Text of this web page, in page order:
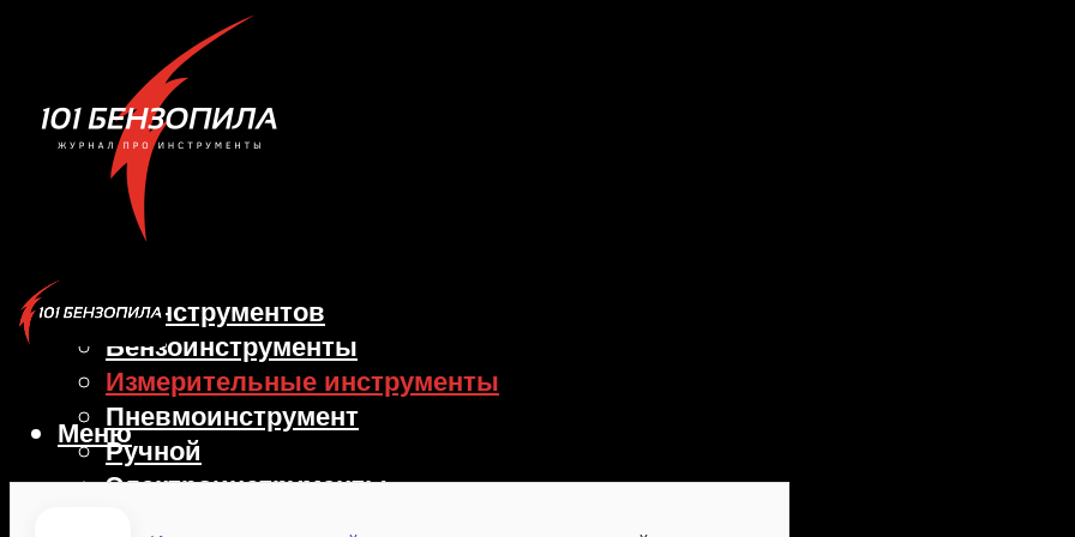
Виды инструментов
Бензоинструменты
Измерительные инструменты
Пневмоинструмент
Ручной
Электроинструменты
Меню